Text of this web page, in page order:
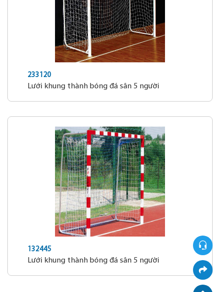
233120
Lưới khung thành bóng đá sân 5 người
132445
Lưới khung thành bóng đá sân 5 người